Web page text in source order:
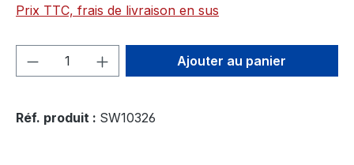
Prix TTC, frais de livraison en sus
Quantité de produit : Entrez la
Ajouter au panier
Réf. produit : SW10326